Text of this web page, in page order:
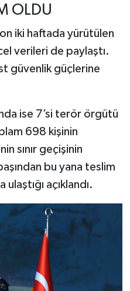
OLDU
iki haftada yürütülen
verileri de paylaştı.
güvenlik güçlerine
ise 7’si terör örgütü
698 kişinin
sınır geçişinin
bu yana teslim
ulaştığı açıklandı.